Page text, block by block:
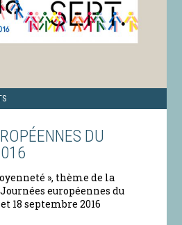
DU
», thème de la
européennes du
18 septembre 2016